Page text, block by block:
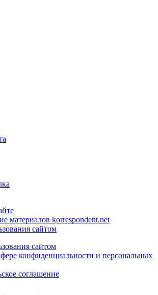
материалов korrespondent.net
сайтом
сайтом
конфиденциальности и персональных
соглашение